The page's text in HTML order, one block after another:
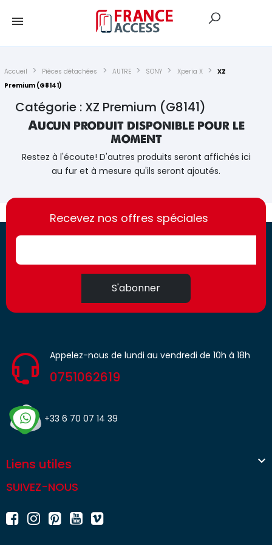
Accueil Pièces détachées AUTRE SONY Xperia X
XZ
Premium (G8141)
Catégorie : XZ Premium (G8141)
Aucun produit disponible pour le
moment
Restez à l'écoute! D'autres produits seront affichés ici
au fur et à mesure qu'ils seront ajoutés.
https://france-
access.fr
https://france-
access.fr
Recevez nos offres spéciales
S'abonner
Appelez-nous de lundi au vendredi de 10h à 18h
0751062619
+33 6 70 07 14 39
Liens utiles 
SUIVEZ-NOUS